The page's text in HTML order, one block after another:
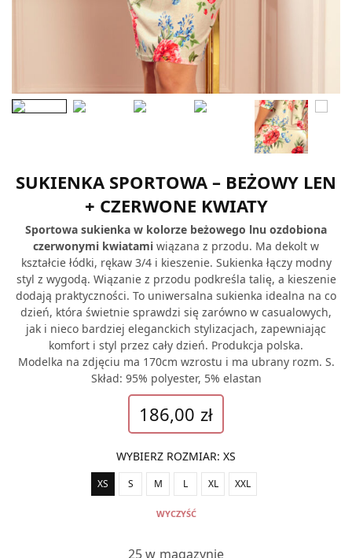
SUKIENKA SPORTOWA – BEŻOWY LEN
+ CZERWONE KWIATY
Sportowa sukienka w kolorze beżowego lnu ozdobiona
czerwonymi kwiatami wiązana z przodu. Ma dekolt w
kształcie łódki, rękaw 3/4 i kieszenie. Sukienka łączy modny
styl z wygodą. Wiązanie z przodu podkreśla talię, a kieszenie
dodają praktyczności. To uniwersalna sukienka idealna na co
dzień, która świetnie sprawdzi się zarówno w casualowych,
jak i nieco bardziej eleganckich stylizacjach, zapewniając
komfort i styl przez cały dzień. Produkcja polska.
Modelka na zdjęciu ma 170cm wzrostu i ma ubrany rozm. S.
Skład: 95% polyester, 5% elastan
186,00 zł
WYBIERZ ROZMIAR: XS
XS S M L XL XXL
WYCZYŚĆ
25 w magazynie